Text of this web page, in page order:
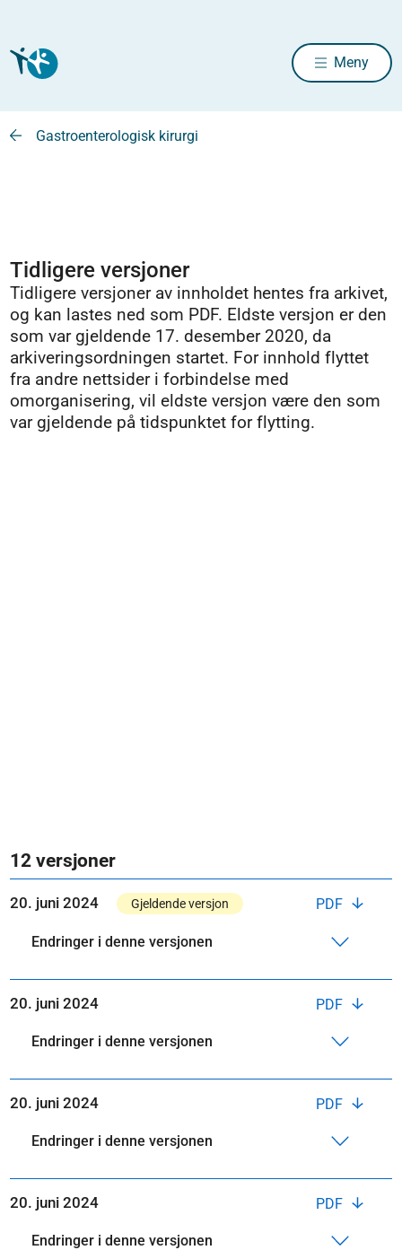
Meny
Gastroenterologisk kirurgi
Tidligere versjoner
Tidligere versjoner av innholdet hentes fra arkivet,
og kan lastes ned som PDF. Eldste versjon er den
som var gjeldende 17. desember 2020, da
arkiveringsordningen startet. For innhold flyttet
fra andre nettsider i forbindelse med
omorganisering, vil eldste versjon være den som
var gjeldende på tidspunktet for flytting.
12 versjoner
PDF
20. juni 2024 Gjeldende versjon
Endringer i denne versjonen
PDF
20. juni 2024
Endringer i denne versjonen
PDF
20. juni 2024
Endringer i denne versjonen
PDF
20. juni 2024
Endringer i denne versjonen